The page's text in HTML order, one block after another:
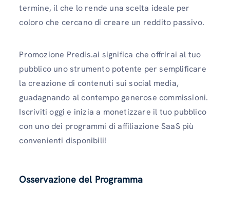
termine, il che lo rende una scelta ideale per
coloro che cercano di creare un reddito passivo.
Promozione Predis.ai significa che offrirai al tuo
pubblico uno strumento potente per semplificare
la creazione di contenuti sui social media,
guadagnando al contempo generose commissioni.
Iscriviti oggi e inizia a monetizzare il tuo pubblico
con uno dei programmi di affiliazione SaaS più
convenienti disponibili!
Osservazione del Programma